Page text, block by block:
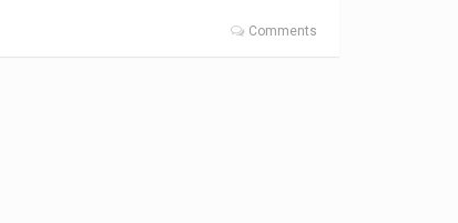
Comments